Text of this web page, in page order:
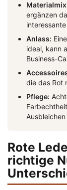
ergänzen
Anlass:
ideal, kann
Business-
die das Rot
Pflege:
Rote
richtige